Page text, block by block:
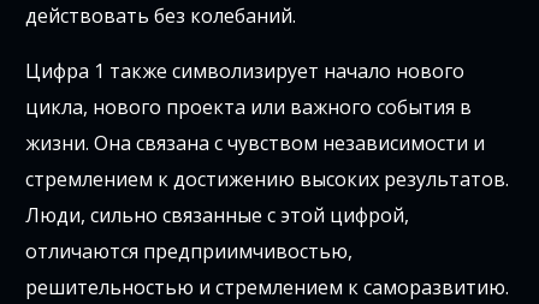
действовать без колебаний.
Цифра 1 также символизирует начало нового
цикла, нового проекта или важного события в
жизни. Она связана с чувством независимости и
стремлением к достижению высоких результатов.
Люди, сильно связанные с этой цифрой,
отличаются предприимчивостью,
решительностью и стремлением к саморазвитию.